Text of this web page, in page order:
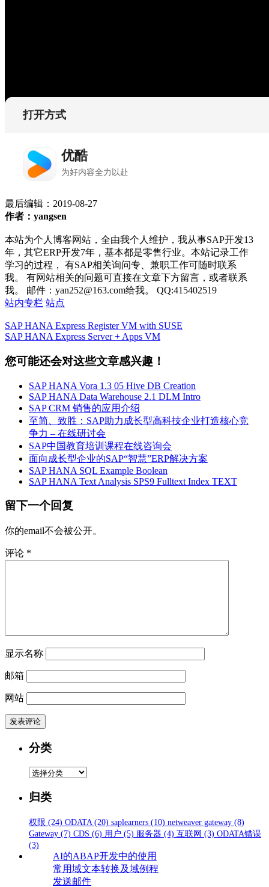
最后编辑： 2019-08-27
作者：yangsen
本站为个人博客网站，全由我个人维护，我从事SAP开发13
年，其它ERP开发7年，基本都是零售行业。本站记录工作
学习的过程， 有SAP相关询问专、兼职工作可随时联系
我。 有网站相关的问题可直接在文章下方留言，或者联系
我。 邮件：yan252@163.com给我。 QQ:415402519
站内专栏 站点
SAP HANA Express Register VM with SUSE
SAP HANA Express Server + Apps VM
您可能还会对这些文章感兴趣！
SAP HANA Vora 1.3 05 Hive DB Creation
SAP HANA Data Warehouse 2.1 DLM Intro
SAP CRM 销售的应用介绍
至简、致胜：SAP助力成长型高科技企业打造核心竞
争力 – 在线研讨会
SAP中国教育培训课程在线咨询会
面向成长型企业的SAP“智慧”ERP解决方案
SAP HANA SQL Example Boolean
SAP HANA Text Analysis SPS9 Fulltext Index TEXT
留下一个回复
你的email不会被公开。
评论 *
显示名称
邮箱
网站
分类
分
归类
权限 (24) ODATA (20) saplearners (10) netweaver gateway (8)
Gateway (7) CDS (6) 用户 (5) 服务器 (4) 互联网 (3) ODATA错误
(3)
AI的ABAP开发中的使用
常用域文本转换及域例程
发送邮件